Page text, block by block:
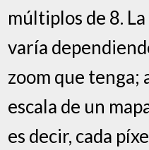
múltiplos de 8.
varía
zoom que tenga;
escala de un
es decir, cada